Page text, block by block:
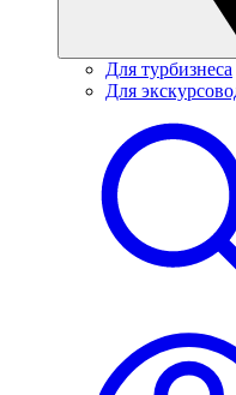
Для турбизнеса
Для